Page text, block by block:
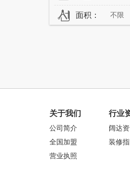
面积： 不限
关于我们
公司简介
全国加盟
营业执照
行业
阔达
装修